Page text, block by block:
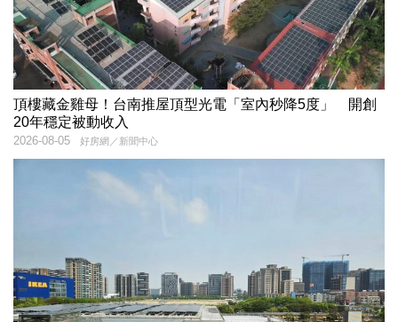
頂樓藏金雞母！台南推屋頂型光電「室內秒降5度」 開創
20年穩定被動收入
好房網／新聞中心
2026-08-05